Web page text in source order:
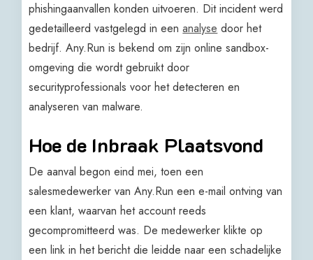
phishingaanvallen konden uitvoeren. Dit incident werd
gedetailleerd vastgelegd in eenanalyse door het
bedrijf. Any.Run is bekend om zijn online sandbox-
omgeving die wordt gebruikt door
securityprofessionals voor het detecteren en
analyseren van malware.
Hoe de Inbraak Plaatsvond
De aanval begon eind mei, toen een
salesmedewerker van Any.Run een e-mail ontving van
een klant, waarvan het account reeds
gecompromitteerd was. De medewerker klikte op
een link in het bericht die leidde naar een schadelijke